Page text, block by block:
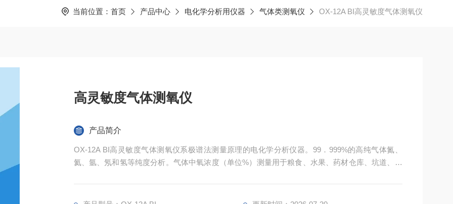
当前位置： 首页 产品中心 电化学分析用仪器 气体类测氧仪 OX-12A BI高灵敏度气体测氧仪
高灵敏度气体测氧仪
产品简介
OX-12A BI高灵敏度气体测氧仪系极谱法测量原理的电化学分析仪器。99．999%的高纯气体氮、
氦、氩、氖和氢等纯度分析。气体中氧浓度（单位%）测量用于粮食、水果、药材仓库、坑道、人